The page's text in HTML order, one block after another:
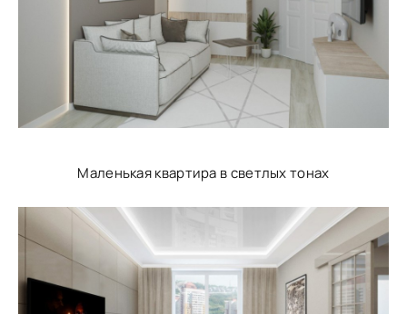
Маленькая квартира в светлых тонах